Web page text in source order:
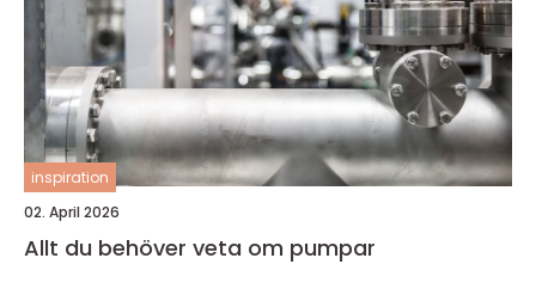
inspiration
02. April 2026
Allt du behöver veta om pumpar